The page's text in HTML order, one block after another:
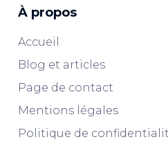
À propos
Accueil
Blog et articles
Page de contact
Mentions légales
Politique de